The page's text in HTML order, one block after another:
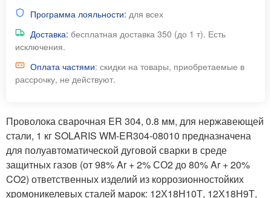
Программа лояльности: для всех
Доставка: бесплатная доставка 350 (до 1 т). Есть
исключения.
Оплата частями: скидки на товары, приобретаемые в
рассрочку, не действуют.
Проволока сварочная ER 304, 0.8 мм, для нержавеющей
стали, 1 кг SOLARIS WM-ER304-08010 предназначена
для полуавтоматической дуговой сварки в среде
защитных газов (от 98% Ar + 2% СО2 до 80% Ar + 20%
CO2) ответственных изделий из коррозионностойких
хромоникелевых сталей марок: 12Х18Н10Т, 12Х18Н9Т,